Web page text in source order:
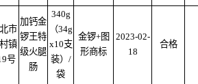
市
镇
号
加钙金
锣王特
级火腿
肠
340g
（34g
x10支
装）/
袋
金锣+图
形商标
2023-02-
18
合格